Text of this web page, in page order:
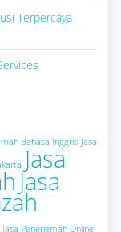
Terpercaya
Bahasa Inggris Jasa
Jasa
Jasa
Jasa Penerjemah Online